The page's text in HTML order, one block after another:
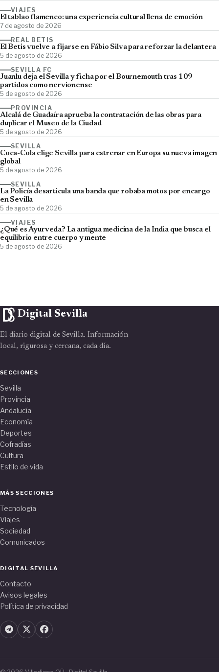
VIAJES
El tablao flamenco: una experiencia cultural llena de emoción
7 de agosto de 2026
REAL BETIS
El Betis vuelve a fijarse en Fábio Silva para reforzar la delantera
5 de agosto de 2026
SEVILLA FC
Juanlu deja el Sevilla y ficha por el Bournemouth tras 109
partidos como nervionense
5 de agosto de 2026
PROVINCIA
Alcalá de Guadaíra aprueba la contratación de las obras para
duplicar el Museo de la Ciudad
5 de agosto de 2026
SEVILLA
Coca-Cola elige Sevilla para estrenar en Europa su nueva imagen
global
5 de agosto de 2026
SEVILLA
La Policía desarticula una banda que robaba motos por encargo
en Sevilla
5 de agosto de 2026
VIAJES
¿Qué es Ayurveda? La antigua medicina de la India que busca el
equilibrio entre cuerpo y mente
5 de agosto de 2026
Digital Sevilla
El diario digital de Sevilla. Información
local, rigurosa y cercana, cada día.
SECCIONES
Sevilla
Provincia
Andalucía
Economía
Deportes
Cofradías
Cultura
Estilo de vida
MÁS SECCIONES
Tecnología
Viajes
Sociedad
Comunicados
DIGITAL SEVILLA
Contacto
Avisos legales
Política de privacidad